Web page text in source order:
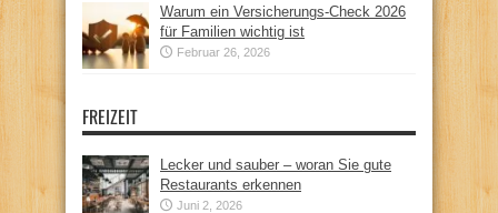
Warum ein Versicherungs-Check 2026
für Familien wichtig ist
Februar 26, 2026
FREIZEIT
Lecker und sauber – woran Sie gute
Restaurants erkennen
Juni 2, 2026